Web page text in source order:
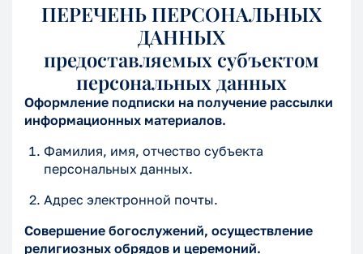
ПЕРЕЧЕНЬ ПЕРСОНАЛЬНЫХ
ДАННЫХ
предоставляемых субъектом
персональных данных
Оформление подписки на получение рассылки
информационных материалов.
Фамилия, имя, отчество субъекта
персональных данных.
Адрес электронной почты.
Совершение богослужений, осуществление
религиозных обрядов и церемоний.